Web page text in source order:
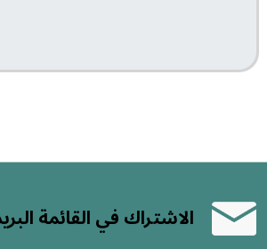
الاشتراك في القائمة